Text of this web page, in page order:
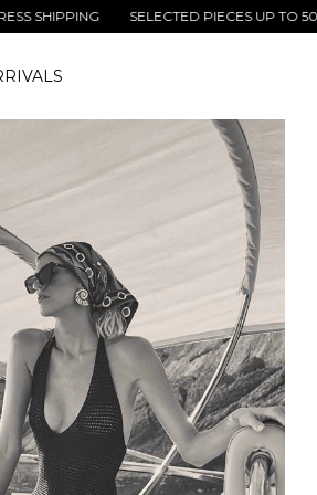
SELECTED PIECES UP TO 50% OFF